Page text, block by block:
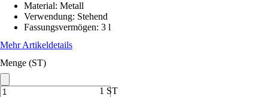
Material: Metall
Verwendung: Stehend
Fassungsvermögen: 3 l
Mehr Artikeldetails
Menge (ST)
1 ST